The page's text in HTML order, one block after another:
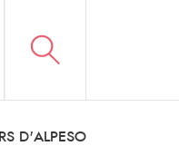
D'ALPESO